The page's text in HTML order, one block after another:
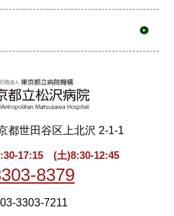
世田谷区上北沢 2-1-1
17:15 (土)8:30-12:45
8379
03-3303-7211